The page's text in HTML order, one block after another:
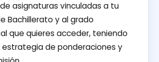
asignaturas vinculadas a tu
Bachillerato y al grado
que quieres acceder, teniendo
de ponderaciones y